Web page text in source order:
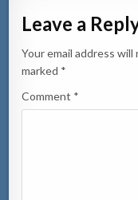
Leave a
Your email address
marked *
Comment *